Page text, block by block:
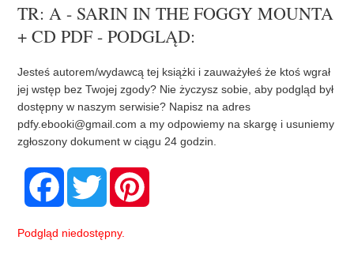
TR: A - SARIN IN THE FOGGY MOUNTA
+ CD PDF - PODGLĄD:
Jesteś autorem/wydawcą tej książki i zauważyłeś że ktoś wgrał
jej wstęp bez Twojej zgody? Nie życzysz sobie, aby podgląd był
dostępny w naszym serwisie? Napisz na adres
pdfy.ebooki@gmail.com a my odpowiemy na skargę i usuniemy
zgłoszony dokument w ciągu 24 godzin.
F
o
T
w
e
Podgląd niedostępny.